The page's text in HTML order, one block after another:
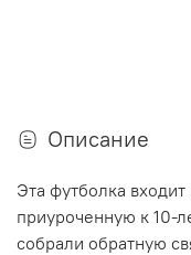
Описание
Эта футболка
приуроченную к 10-
собрали обратную